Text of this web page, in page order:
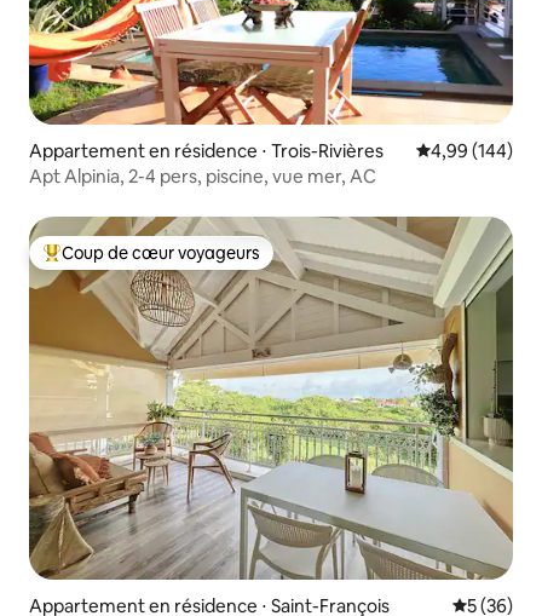
Appartement en résidence ⋅ Trois-Rivières Évaluation
4,99 (144)
Apt Alpinia, 2-4 pers, piscine, vue mer, AC
Coups de cœur voyageurs les plus appréciés
Coup de cœur voyageurs
Appartement en résidence ⋅ Saint-François
5 (36)